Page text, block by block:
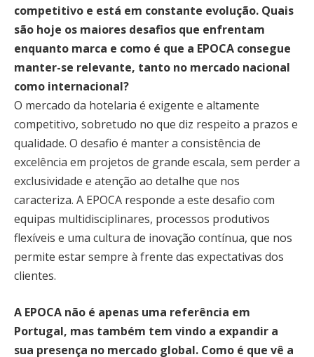
competitivo e está em constante evolução. Quais
são hoje os maiores desafios que enfrentam
enquanto marca e como é que a EPOCA consegue
manter-se relevante, tanto no mercado nacional
como internacional?
O mercado da hotelaria é exigente e altamente
competitivo, sobretudo no que diz respeito a prazos e
qualidade. O desafio é manter a consistência de
excelência em projetos de grande escala, sem perder a
exclusividade e atenção ao detalhe que nos
caracteriza. A EPOCA responde a este desafio com
equipas multidisciplinares, processos produtivos
flexíveis e uma cultura de inovação contínua, que nos
permite estar sempre à frente das expectativas dos
clientes.
A EPOCA não é apenas uma referência em
Portugal, mas também tem vindo a expandir a
sua presença no mercado global. Como é que vê a